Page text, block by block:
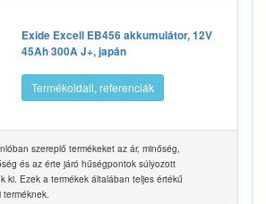
Exide Excell EB456 akkumulátor, 12V
45Ah 300A J+, japán
Termékoldall, referenciák
szereplő termékeket az ár, minőség,
és az érte járó hűségpontok súlyozott
ki. Ezek a termékek általában teljes értékű